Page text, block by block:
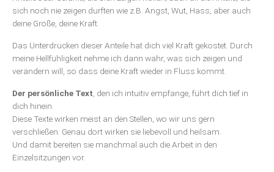
sich noch nie zeigen durften wie z.B. Angst, Wut, Hass, aber auch
deine Größe, deine Kraft.
Das Unterdrücken dieser Anteile hat dich viel Kraft gekostet. Durch
meine Hellfühligkeit nehme ich dann wahr, was sich zeigen und
verändern will, so dass deine Kraft wieder in Fluss kommt.
Der persönliche Text , den ich intuitiv empfange, führt dich tief in
dich hinein.
Diese Texte wirken meist an den Stellen, wo wir uns gern
verschließen. Genau dort wirken sie liebevoll und heilsam.
Und damit bereiten sie manchmal auch die Arbeit in den
Einzelsitzungen vor.